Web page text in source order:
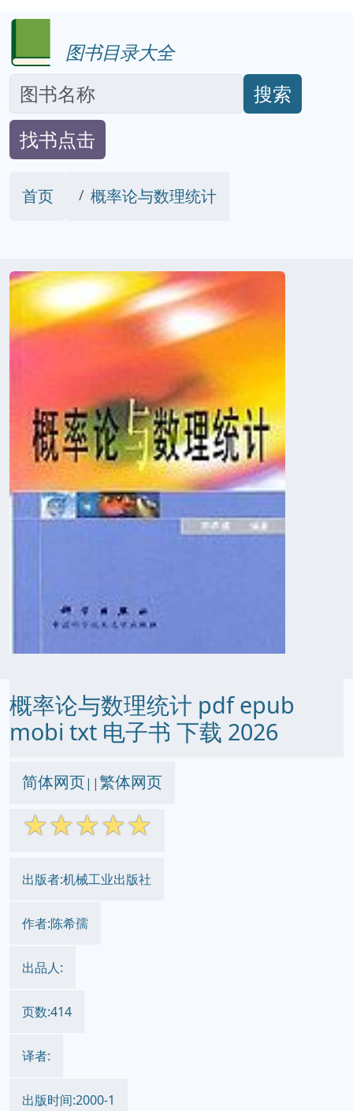
图书目录大全
搜索
找书点击
首页 概率论与数理统计
概率论与数理统计 pdf epub
mobi txt 电子书 下载 2026
简体网页||繁体网页
☆☆☆☆☆
出版者:机械工业出版社
作者:陈希孺
出品人:
页数:414
译者:
出版时间:2000-1